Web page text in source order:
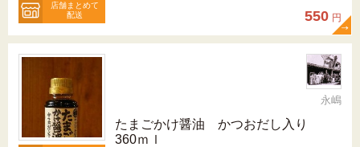
店舗まとめて
配送
550 円
永嶋
たまごかけ醤油 かつおだし入り
360ｍｌ